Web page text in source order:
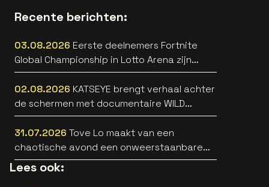
Recente berichten:
03.08.2026 Eerste deelnemers Fortnite
Global Championship in Lotto Arena zijn
bekend
02.08.2026 KATSEYE brengt verhaal achter
de schermen met documentaire WILD
HEARTS [trailer]
31.07.2026 Tove Lo maakt van een
chaotische avond een onweerstaanbare
popsong
Lees ook: